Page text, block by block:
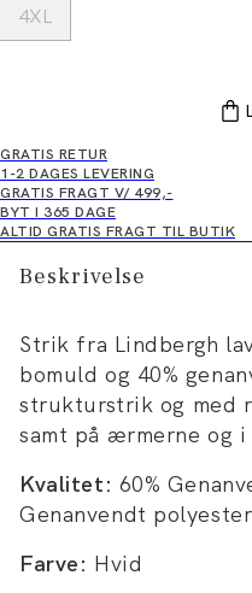
4XL
GRATIS RETUR
1-2 DAGES LEVERING
GRATIS FRAGT V/ 499,-
BYT I 365 DAGE
ALTID GRATIS FRAGT TIL BUTIK
Beskrivelse
Strik fra Lindbergh
bomuld og 40%
strukturstrik og med
samt på ærmerne og i
Kvalitet: 60%
Genanvendt polyester
Farve: Hvid